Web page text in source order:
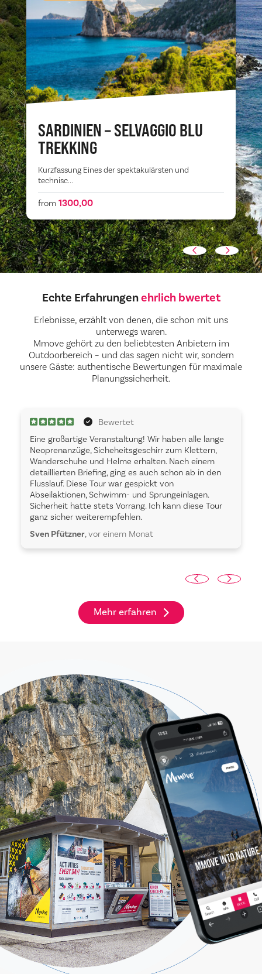
SARDINIEN – SELVAGGIO BLU
TREKKING
Kurzfassung Eines der spektakulärsten und
technisc...
from 1300,00
Echte Erfahrungenehrlich bwertet
Erlebnisse, erzählt von denen, die schon mit uns
unterwegs waren.
Mmove gehört zu den beliebtesten Anbietern im
Outdoorbereich – und das sagen nicht wir, sondern
unsere Gäste: authentische Bewertungen für maximale
Planungssicherheit.
Bewertet
Eine großartige Veranstaltung! Wir haben alle lange
Neoprenanzüge, Sicheheitsgeschirr zum Klettern,
Wanderschuhe und Helme erhalten. Nach einem
detaillierten Briefing, ging es auch schon ab in den
Flusslauf. Diese Tour war gespickt von
Abseilaktionen, Schwimm- und Sprungeinlagen.
Sicherheit hatte stets Vorrang. Ich kann diese Tour
ganz sicher weiterempfehlen.
Sven Pfützner, vor einem Monat
Mehr erfahren